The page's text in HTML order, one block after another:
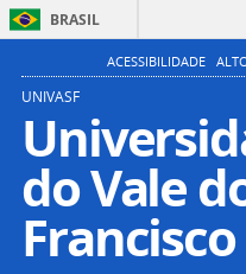
BRASIL
ACESSIBILIDADE
UNIVASF
do Vale
Francisco